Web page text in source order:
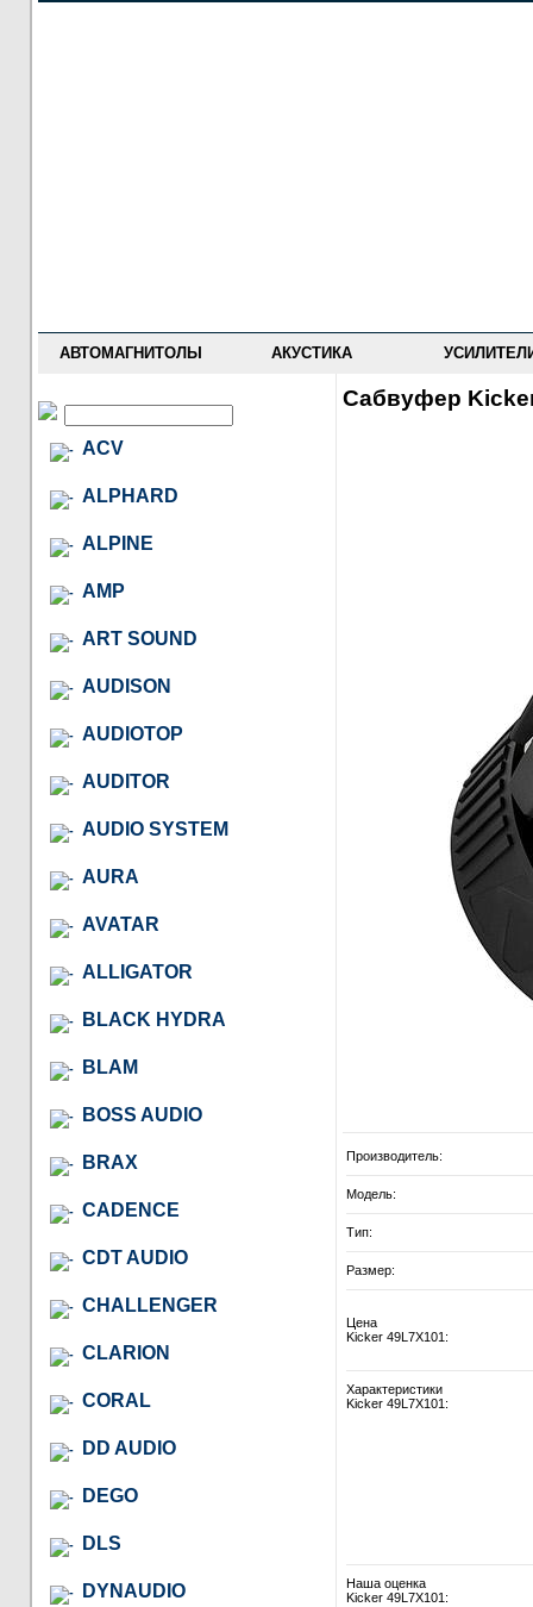
АВТОМАГНИТОЛЫ АКУСТИКА
ACV
ALPHARD
ALPINE
AMP
ART SOUND
AUDISON
AUDIOTOP
AUDITOR
AUDIO SYSTEM
AURA
AVATAR
ALLIGATOR
BLACK HYDRA
BLAM
BOSS AUDIO
BRAX
CADENCE
CDT AUDIO
CHALLENGER
CLARION
CORAL
DD AUDIO
DEGO
DLS
DYNAUDIO
Сабвуфер
Производитель:
Модель:
Тип:
Размер:
Цена
Kicker 49L7X101:
Характеристики
Kicker 49L7X101:
Наша оценка
Kicker 49L7X101: